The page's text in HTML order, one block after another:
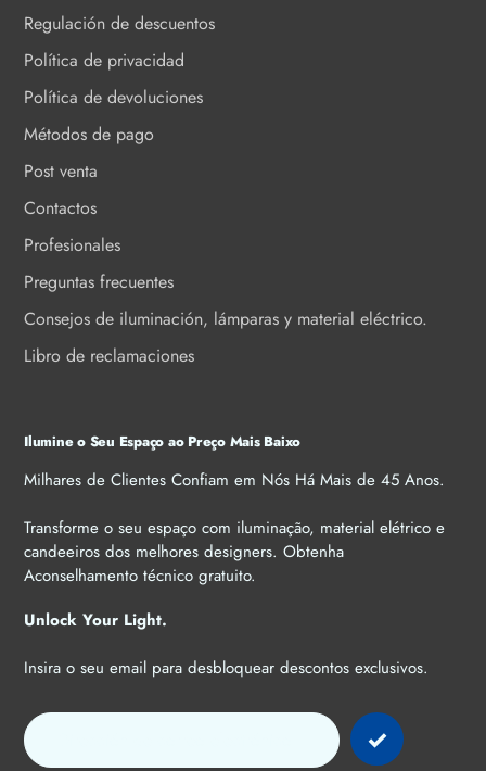
Regulación de descuentos
Política de privacidad
Política de devoluciones
Métodos de pago
Post venta
Contactos
Profesionales
Preguntas frecuentes
Consejos de iluminación, lámparas y material eléctrico.
Libro de reclamaciones
Ilumine o Seu Espaço ao Preço Mais Baixo
Milhares de Clientes Confiam em Nós Há Mais de 45 Anos.
Transforme o seu espaço com iluminação, material elétrico e
candeeiros dos melhores designers. Obtenha
Aconselhamento técnico gratuito.
Unlock Your Light.
Insira o seu email para desbloquear descontos exclusivos.